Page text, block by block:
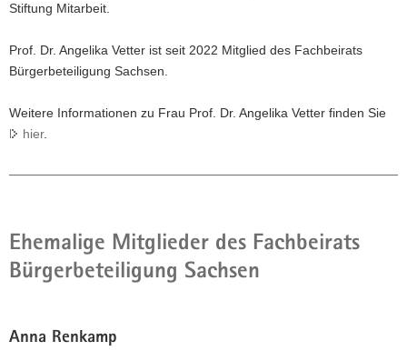
Stiftung Mitarbeit.
Prof. Dr. Angelika Vetter ist seit 2022 Mitglied des Fachbeirats
Bürgerbeteiligung Sachsen.
Weitere Informationen zu Frau Prof. Dr. Angelika Vetter finden Sie
hier.
Ehemalige Mitglieder des Fachbeirats
Bürgerbeteiligung Sachsen
Anna Renkamp